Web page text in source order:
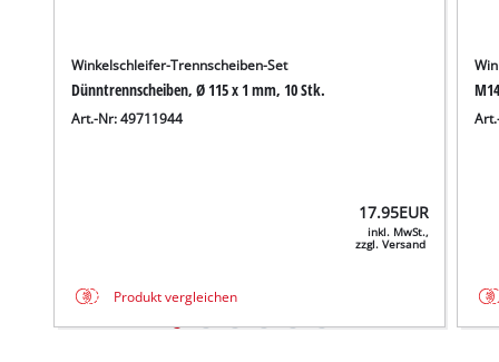
Winkelschleifer-Trennscheiben-Set
Dünntrennscheiben, Ø 115 x 1 mm, 10 Stk.
Art.-Nr: 49711944
17.95EUR
inkl. MwSt.,
zzgl. Versand
Produkt vergleichen